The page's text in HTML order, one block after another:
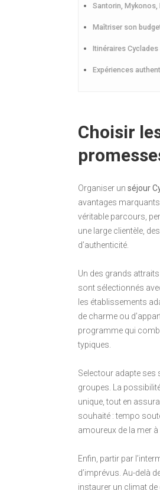
Santorin,
Maîtriser son
Itinéraires
Expériences
Choisir
Organiser un séjour
avantages
véritable parcours,
une large clientèle,
d’authenticité.
Un des grands
sont sélectionnés
les établissements
de charme ou
programme qui
typiques.
Selectour adapte ses
groupes. La
unique, tout en
souhaité : tempo
amoureux de la mer
Enfin, partir par
d’imprévus. Au-delà
instaurer un climat